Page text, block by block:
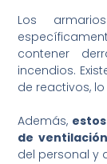
Los
contener
incendios.
de reactivos,
Además,
de
del personal y